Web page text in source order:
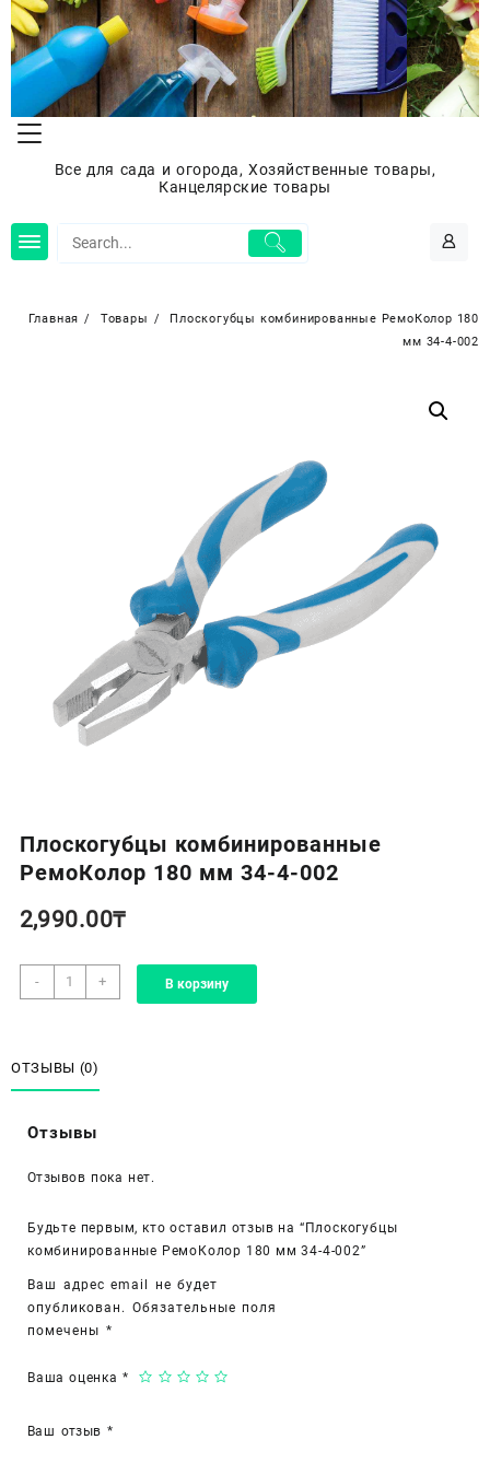
Перейти
содержимому
Все для сада и огорода, Хозяйственные товары,
Канцелярские товары
Главная Товары
Плоскогубцы комбинированные РемоКолор 180
мм 34-4-002
Плоскогубцы комбинированные
РемоКолор 180 мм 34-4-002
2,990.00₸
-
Количество
товара
РемоКолор
180
34-
002
+ В корзину
ОТЗЫВЫ (0)
Отзывы
Отзывов пока нет.
Будьте первым, кто оставил отзыв на “Плоскогубцы
комбинированные РемоКолор 180 мм 34-4-002”
Ваш адрес email не будет
опубликован. Обязательные поля
помечены *
Ваша оценка *
Ваш отзыв *